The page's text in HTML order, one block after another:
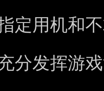
定用机和
分发挥游